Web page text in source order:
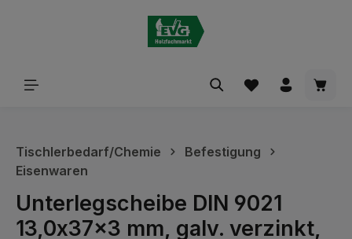
Tischlerbedarf/Chemie
Befestigung
Eisenwaren
Unterlegscheibe DIN 9021
13,0x37x3 mm, galv. verzinkt,